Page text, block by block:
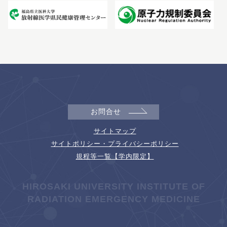
お問合せ
サイトマップ
サイトポリシー・プライバシーポリシー
規程等一覧【学内限定】
HIROSAKI UNIVERSITY INSTITUTE OF
RADIATION EMERGENCY MEDICINE